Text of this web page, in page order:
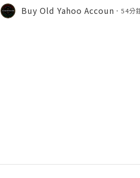
nication, branding, and marketing.
at has become one of the most
Buy Old Yahoo Accoun 54分